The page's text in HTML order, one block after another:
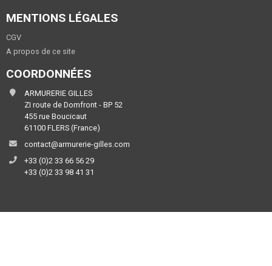
MENTIONS LÉGALES
CGV
A propos de ce site
COORDONNÉES
ARMURERIE GILLES
ZI route de Domfront - BP 52
455 rue Boucicaut
61100 FLERS (France)
contact@armurerie-gilles.com
+33 (0)2 33 66 56 29
+33 (0)2 33 98 41 31